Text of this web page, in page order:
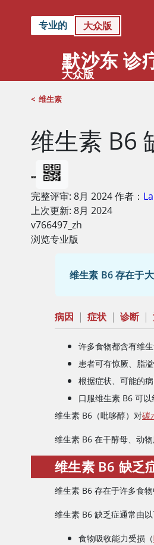
专业的 大众版
默沙东 诊
大众版
< 维生素
维生素 B6
完整评审: 8月 2024作者：
上次更新: 8月 2024
v766497_zh
浏览专业版
维生素 B6 存在于
病因 | 症状 | 诊断 |
许多食物都含有维
患者可有惊厥、脂
根据症状、可能的
口服维生素 B6 可以
维生素 B6（吡哆醇）对碳
维生素 B6 在干酵母、动
维生素 B6 缺乏
维生素 B6 存在于许多食
维生素 B6 缺乏症通常由
食物吸收能力受损（